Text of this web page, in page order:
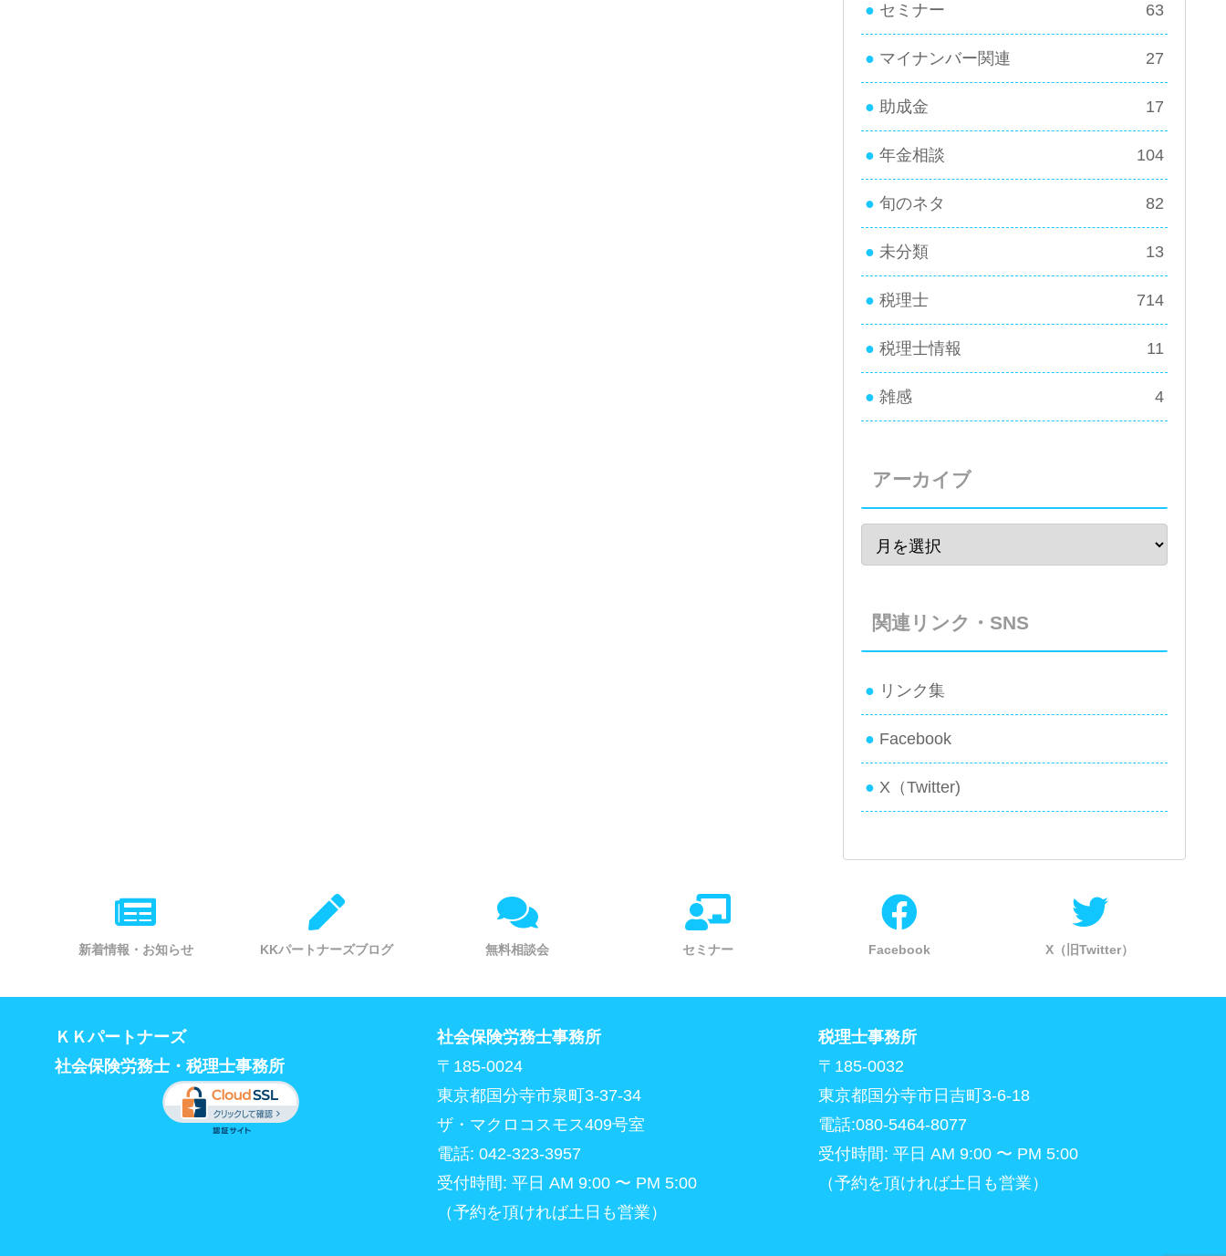
セミナー 63
マイナンバー関連 27
助成金 17
年金相談 104
旬のネタ 82
未分類 13
税理士 714
税理士情報 11
雑感 4
アーカイブ
関連リンク・SNS
リンク集
Facebook
X（Twitter)
新着情報・お知らせ KKパートナーズブログ 無料相談会 セミナー Facebook X（旧Twitter）
ＫＫパートナーズ
社会保険労務士・税理士事務所
社会保険労務士事務所
〒185-0024
東京都国分寺市泉町3-37-34
ザ・マクロコスモス409号室
電話: 042-323-3957
受付時間: 平日 AM 9:00 〜 PM 5:00
（予約を頂ければ土日も営業）
税理士事務所
〒185-0032
東京都国分寺市日吉町3-6-18
電話:080-5464-8077
受付時間: 平日 AM 9:00 〜 PM 5:00
（予約を頂ければ土日も営業）